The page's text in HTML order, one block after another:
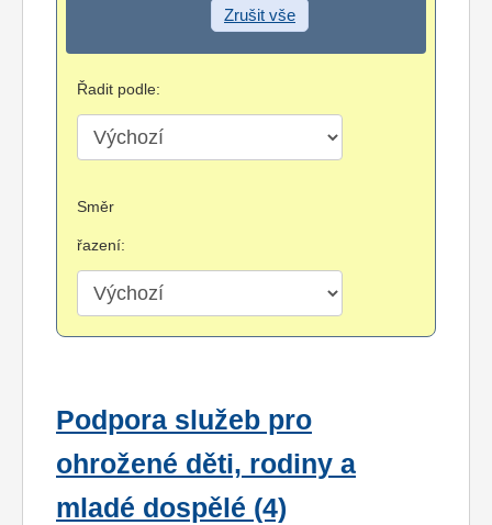
Zrušit vše
Řadit podle:
Směr
řazení:
Podpora služeb pro
ohrožené děti, rodiny a
mladé dospělé (4)